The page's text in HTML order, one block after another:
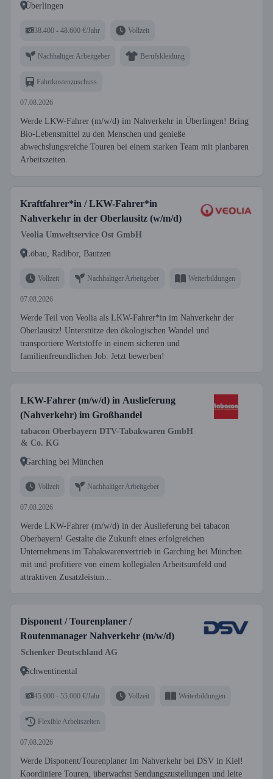
Überlingen
38.400 - 48.600 €/Jahr Vollzeit
Nachhaltiger Arbeitgeber Berufskleidung
Fahrtkostenzuschuss
07.08.2026
Werde LKW-Fahrer (m/w/d) im Nahverkehr in Überlingen! Bring
Bio-Lebensmittel zu den Menschen und genieße
abwechslungsreiche Touren bei einem starken Team mit planbaren
Arbeitszeiten.
Kraftfahrer*in / LKW-Fahrer*in
Nahverkehr in der Oberlausitz (w/m/d)
Veolia Umweltservice Ost GmbH
Löbau, Radibor, Bautzen
Vollzeit Nachhaltiger Arbeitgeber Weiterbildungen
07.08.2026
Werde Teil von Veolia als LKW-Fahrer*in im Nahverkehr der
Oberlausitz! Unterstütze den ökologischen Wandel und
transportiere Wertstoffe in einem sicheren und
familienfreundlichen Job. Jetzt bewerben!
LKW-Fahrer (m/w/d) in Auslieferung
(Nahverkehr) im Großhandel
tabacon Oberbayern DTV-Tabakwaren GmbH
& Co. KG
Garching bei München
Vollzeit Nachhaltiger Arbeitgeber
07.08.2026
Werde LKW-Fahrer (m/w/d) in der Auslieferung bei tabacon
Oberbayern! Gestalte die Zukunft eines erfolgreichen
Unternehmens im Tabakwarenvertrieb in Garching bei München
mit und profitiere von einem kollegialen Arbeitsumfeld und
attraktiven Zusatzleistun...
Disponent / Tourenplaner /
Routenmanager Nahverkehr (m/w/d)
Schenker Deutschland AG
Schwentinental
45.000 - 55.000 €/Jahr Vollzeit Weiterbildungen
Flexible Arbeitszeiten
07.08.2026
Werde Disponent/Tourenplaner im Nahverkehr bei DSV in Kiel!
Koordiniere Touren, überwachst Sendungszustellungen und leite